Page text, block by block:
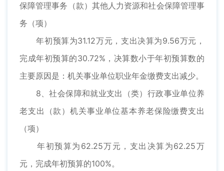
保障管理事务（款）其他人力资源和社会保障管理事
务（项）
年初预算为31.12万元，支出决算为9.56万元，
完成年初预算的30.72%，决算数小于年初预算数的
主要原因是：机关事业单位职业年金缴费支出减少。
8、社会保障和就业支出（类）行政事业单位养
老支出（款）机关事业单位基本养老保险缴费支出
（项）
年初预算为62.25万元，支出决算为62.25万
元，完成年初预算的100%。